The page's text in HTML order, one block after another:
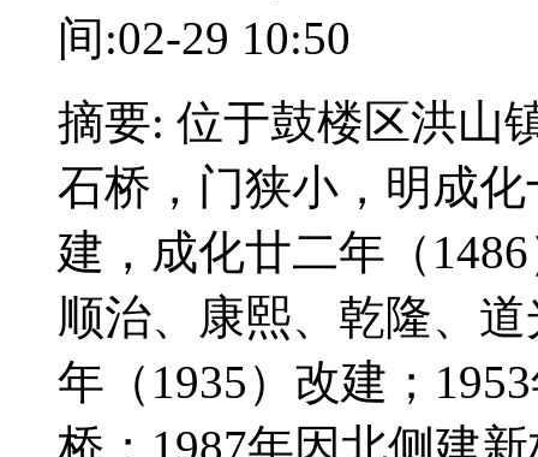
间:02-29 10:50
摘要: 位于鼓楼区洪山
石桥，门狭小，明成
建，成化廿二年（
顺治、康熙、乾隆、
年（1935）改建；
桥；1987年因北侧建